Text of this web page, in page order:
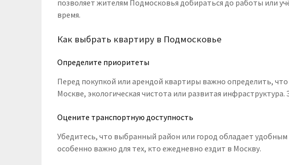
позволяет жителям Подмосковья добираться до работы или
время.
Как выбрать квартиру в Подмосковье
Определите приоритеты
Перед покупкой или арендой квартиры важно определить, что
Москве, экологическая чистота или развитая
Оцените транспортную доступность
Убедитесь, что выбранный район или город обладает
особенно важно для тех, кто ежедневно ездит в Москву.